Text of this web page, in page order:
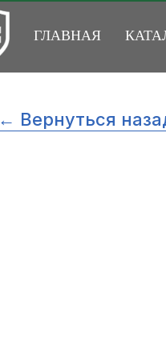
ГЛАВНАЯ
← Вернуться